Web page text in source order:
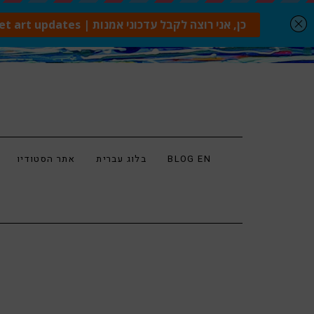
אתר הסטודיו בלוג עברית BLOG EN